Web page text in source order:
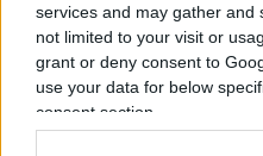
services and may gather and
not limited to your visit or
grant or deny consent to
use your data for below
consent section.
anche quello Usa-Ue
15%. Siamo davvero
paghi dazio”, non
la richiesta Usa, se i